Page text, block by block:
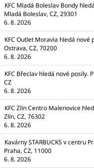
KFC Mladá Boleslav Bondy
Mladá Boleslav, CZ, 29301
6. 8. 2026
KFC Outlet Moravia hledá nové
Ostrava, CZ, 70200
6. 8. 2026
KFC Břeclav hledá nové posily.
CZ
6. 8. 2026
KFC Zlín Centro Malenovice
Zlín, CZ, 76302
6. 8. 2026
Kavárny STARBUCKS v centru
Praha, CZ, 11000
6. 8. 2026